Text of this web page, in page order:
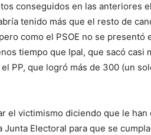
conseguidos en las anteriores
tenido más que el resto de
como el PSOE no se
tiempo que Ipal, que sacó casi
PP, que logró más de 300 (un
el victimismo diciendo que le
Junta Electoral para que se